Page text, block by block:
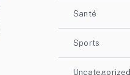
Santé
Sports
Uncategorized